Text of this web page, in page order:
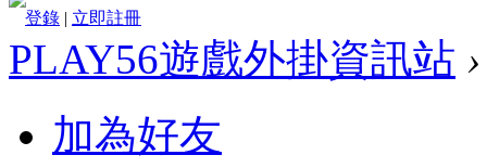
登錄 | 立即註冊
PLAY56遊戲外掛資訊站 ›
加為好友